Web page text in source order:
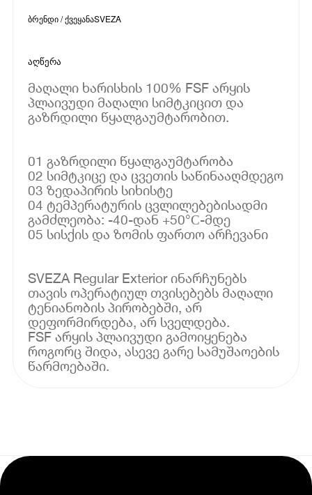
ბრენდი / ქვეყანაSVEZA
აღწერა
მაღალი ხარისხის 100% FSF არყის
პლაივუდი მაღალი სიმტკიცით და
გაზრდილი წყალგაუმტარობით.
01 გაზრდილი წყალგაუმტარობა
02 სიმტკიცე და ცვეთის საწინააღმდეგო
03 ზედაპირის სიხისტე
04 ტემპერატურის ცვლილებებისადმი
გამძლეობა: -40-დან +50°С-მდე
05 სისქის და ზომის ფართო არჩევანი
SVEZA Regular Exterior ინარჩუნებს
თავის ოპერატიულ თვისებებს მაღალი
ტენიანობის პირობებში, არ
დეფორმირდება, არ სველდება.
FSF არყის პლაივუდი გამოიყენება
როგორც შიდა, ასევე გარე სამუშაოების
წარმოებაში.